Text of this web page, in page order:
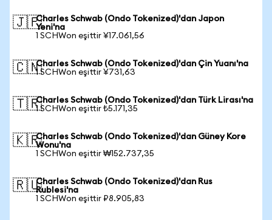
🇯🇵Charles Schwab (Ondo Tokenized)'dan Japon
Yeni'na
1 SCHWon eşittir ¥17.061,56
🇨🇳Charles Schwab (Ondo Tokenized)'dan Çin Yuanı'na
1 SCHWon eşittir ¥731,63
🇹🇷Charles Schwab (Ondo Tokenized)'dan Türk Lirası'na
1 SCHWon eşittir ₺5.171,35
🇰🇷Charles Schwab (Ondo Tokenized)'dan Güney Kore
Wonu'na
1 SCHWon eşittir ₩152.737,35
🇷🇺Charles Schwab (Ondo Tokenized)'dan Rus
Rublesi'na
1 SCHWon eşittir ₽8.905,83